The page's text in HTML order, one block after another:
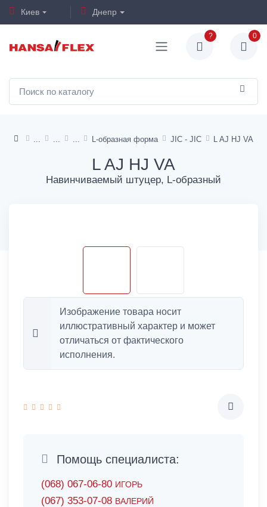
Киев Днепр
? 0
L-образная форма JIC - JIC L AJ HJ VA
L AJ HJ VA
Навинчиваемый штуцер, L-образный
Изображение товара носит
иллюстративный характер и может
отличаться от фактического
исполнения.
Помощь специалиста:
(068) 067-06-80 ИГОРЬ
(067) 353-07-08 ВАЛЕРИЙ